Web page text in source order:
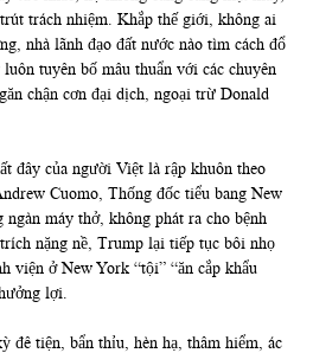
trách nhiệm. Khắp thế giới, không ai
nhà lãnh đạo đất nước nào tìm cách đổ
tuyên bố mâu thuẩn với các chuyên
chận cơn đại dịch, ngoại trừ Donald
đây của người Việt là rập khuôn theo
Cuomo, Thống đốc tiểu bang New
máy thở, không phát ra cho bệnh
nặng nề, Trump lại tiếp tục bôi nhọ
viện ở New York “tội” “ăn cắp khẩu
lợi.
đê tiện, bẩn thỉu, hèn hạ, thâm hiểm, ác